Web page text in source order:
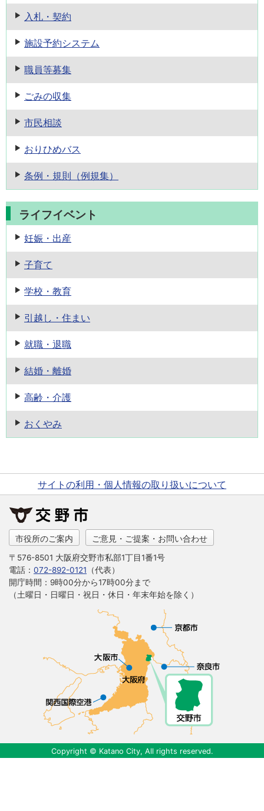
入札・契約
施設予約システム
職員等募集
ごみの収集
市民相談
おりひめバス
条例・規則 （例規集）
ライフイベント
妊娠・出産
子育て
学校・教育
引越し・住まい
就職・退職
結婚・離婚
高齢・介護
おくやみ
サイトの利用・個人情報の取り扱いについて
市役所のご案内 ご意見・ご提案・お問い合わせ
〒576-8501 大阪府交野市私部1丁目1番1号
電話： 072-892-0121 （代表）
開庁時間：9時00分から17時00分まで
（土曜日・日曜日・祝日・休日・年末年始を除く）
Copyright © Katano City, All rights reserved.